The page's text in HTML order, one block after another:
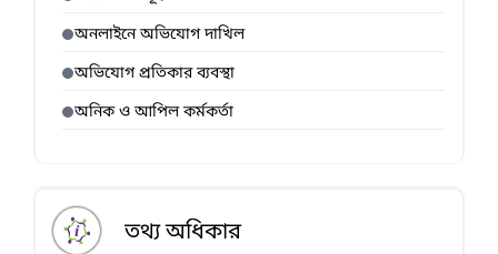
অনলাইনে অভিযোগ দাখিল
অভিযোগ প্রতিকার ব্যবস্থা
অনিক ও আপিল কর্মকর্তা
তথ্য অধিকার